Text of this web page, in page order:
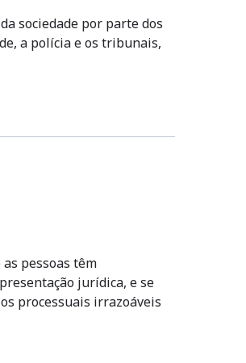
sociedade por parte dos
a polícia e os tribunais,
pessoas têm
jurídica, e se
processuais irrazoáveis